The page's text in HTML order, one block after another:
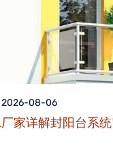
2026-08-06
家详解封阳台系